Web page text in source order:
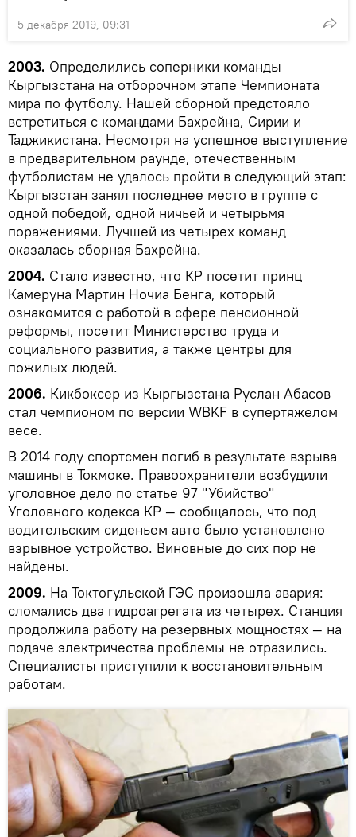
5 декабря 2019, 09:31
2003. Определились соперники команды
Кыргызстана на отборочном этапе Чемпионата
мира по футболу. Нашей сборной предстояло
встретиться с командами Бахрейна, Сирии и
Таджикистана. Несмотря на успешное выступление
в предварительном раунде, отечественным
футболистам не удалось пройти в следующий этап:
Кыргызстан занял последнее место в группе с
одной победой, одной ничьей и четырьмя
поражениями. Лучшей из четырех команд
оказалась сборная Бахрейна.
2004. Стало известно, что КР посетит принц
Камеруна Мартин Ночиа Бенга, который
ознакомится с работой в сфере пенсионной
реформы, посетит Министерство труда и
социального развития, а также центры для
пожилых людей.
2006. Кикбоксер из Кыргызстана Руслан Абасов
стал чемпионом по версии WBKF в супертяжелом
весе.
В 2014 году спортсмен погиб в результате взрыва
машины в Токмоке. Правоохранители возбудили
уголовное дело по статье 97 "Убийство"
Уголовного кодекса КР — сообщалось, что под
водительским сиденьем авто было установлено
взрывное устройство. Виновные до сих пор не
найдены.
2009. На Токтогульской ГЭС произошла авария:
сломались два гидроагрегата из четырех. Станция
продолжила работу на резервных мощностях — на
подаче электричества проблемы не отразились.
Специалисты приступили к восстановительным
работам.